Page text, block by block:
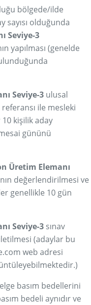
bölgede/ilde
sayısı olduğunda
Seviye-3
yapılması (genelde
Seviye-3 ulusal
ile mesleki
10 kişilik aday
gününü
Üretim Elemanı
değerlendirilmesi ve
genellikle 10 gün
Seviye-3 sınav
(adaylar bu
web adresi
basım bedellerini
bedeli aynıdır ve